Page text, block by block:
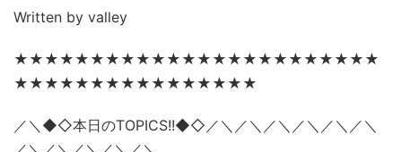
Written by valley
★★★★★★★★★★★★★★★★★★★★★★★★
★★★★★★★★★★★★★★★★
／＼◆◇本日のTOPICS!!◆◇／＼／＼／＼／＼／＼／＼